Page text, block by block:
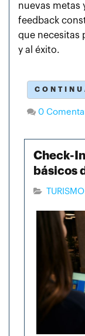
nuevas metas
feedback
que necesitas
y al éxito.
0
Check-
básicos
TURISMO